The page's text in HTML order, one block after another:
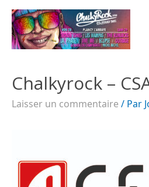
Chalkyrock –
Laisser un commentaire / Par